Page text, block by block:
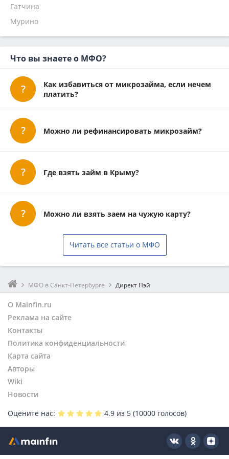
Наличными
На 1 месяц
Займиго
Надо денег
Микроклад
Рубли онлайн (Votcash) отписаться
ЛовиЗайм отписаться
Гатчина
Мурино
Что вы знаете о МФО?
Как избавиться от микрозайма, если нечем
платить?
Можно ли рефинансировать микрозайм?
Где взять займ в Крыму?
Можно ли взять заем на чужую карту?
Читать все статьи о МФО
МФО в Санкт-Петербурге Директ Пэй
О Mainfin.ru
Реклама на сайте
Контакты
Политика конфиденциальности
Карта сайта
Авторы
Wiki
Новости
Оцените нас:
4.9 из 5 (10000 голосов)